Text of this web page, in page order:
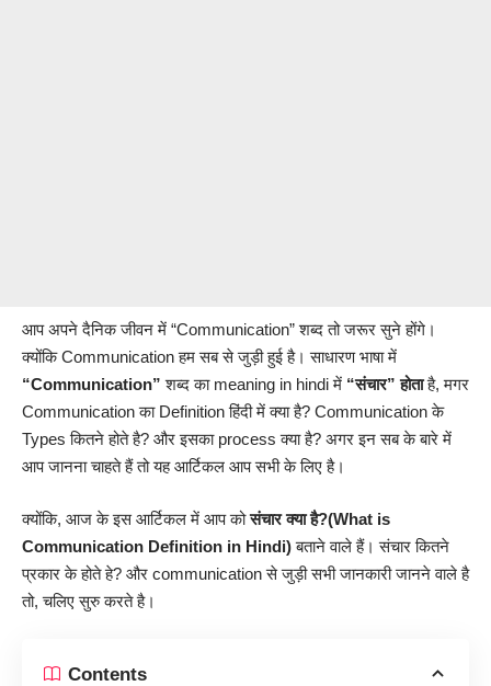
आप अपने दैनिक जीवन में “Communication” शब्द तो जरूर सुने होंगे।
क्योंकि Communication हम सब से जुड़ी हुई है। साधारण भाषा में
“Communication” शब्द का meaning in hindi में “संचार” होताहै, मगर
Communication का Definition हिंदी में क्या है? Communication के
Types कितने होते है? और इसका process क्या है? अगर इन सब के बारे में
आप जानना चाहते हैं तो यह आर्टिकल आप सभी के लिए है।
क्योंकि, आज के इस आर्टिकल में आप कोसंचार क्या है?(What is
Communication Definition in Hindi)बताने वाले हैं। संचार कितने
प्रकार के होते हे? और communication से जुड़ी सभीजानकारीजानने वाले है
तो, चलिए सुरु करते है।
Contents